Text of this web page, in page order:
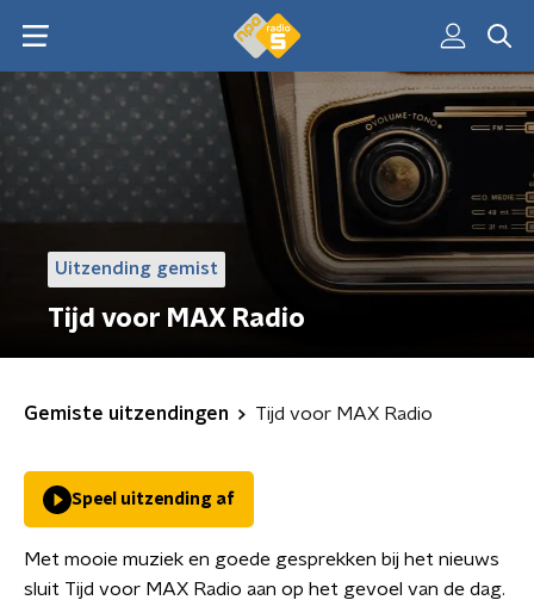
Uitzending gemist
Tijd voor MAX Radio
Gemiste uitzendingen Tijd voor MAX Radio
Speel uitzending af
Met mooie muziek en goede gesprekken bij het nieuws
sluit Tijd voor MAX Radio aan op het gevoel van de dag.